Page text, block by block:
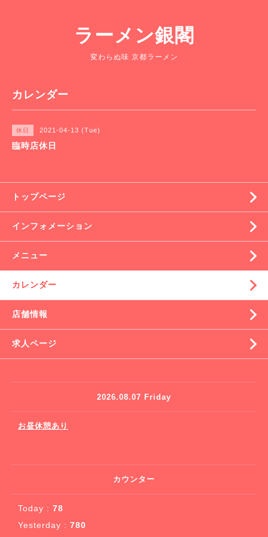
ラーメン銀閣
変わらぬ味 京都ラーメン
カレンダー
休日 2021-04-13 (Tue)
臨時店休日
トップページ
インフォメーション
メニュー
カレンダー
店舗情報
求人ページ
2026.08.07 Friday
お昼休憩あり
カウンター
Today : 78
Yesterday : 780